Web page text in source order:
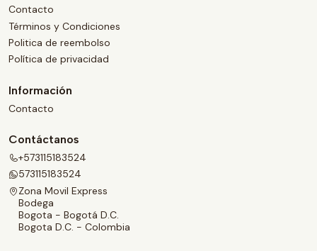
Contacto
Términos y Condiciones
Politica de reembolso
Política de privacidad
Información
Contacto
Contáctanos
+573115183524
573115183524
Zona Movil Express
Bodega
Bogota - Bogotá D.C.
Bogota D.C. - Colombia